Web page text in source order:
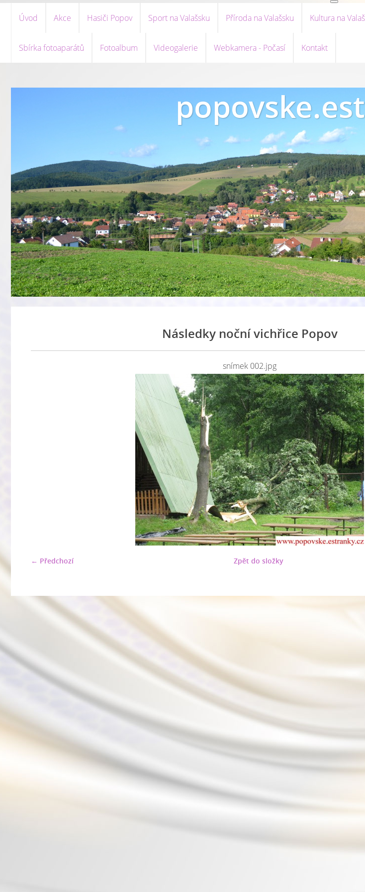
Úvod Akce Hasiči Popov Sport na Valašsku Příroda na Valašsku Kultura na
Sbírka fotoaparátů Fotoalbum Videogalerie Webkamera - Počasí Kontakt
Následky noční vichřice Popov
snímek 002.jpg
← Předchozí Zpět do složky